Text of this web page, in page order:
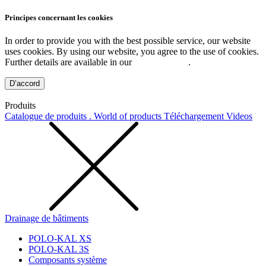
Principes concernant les cookies
In order to provide you with the best possible service, our website
uses cookies. By using our website, you agree to the use of cookies.
Further details are available in our
.
D’accord
Produits
Catalogue de produits . World of products Téléchargement Videos
Drainage de bâtiments
POLO-KAL XS
POLO-KAL 3S
Composants système